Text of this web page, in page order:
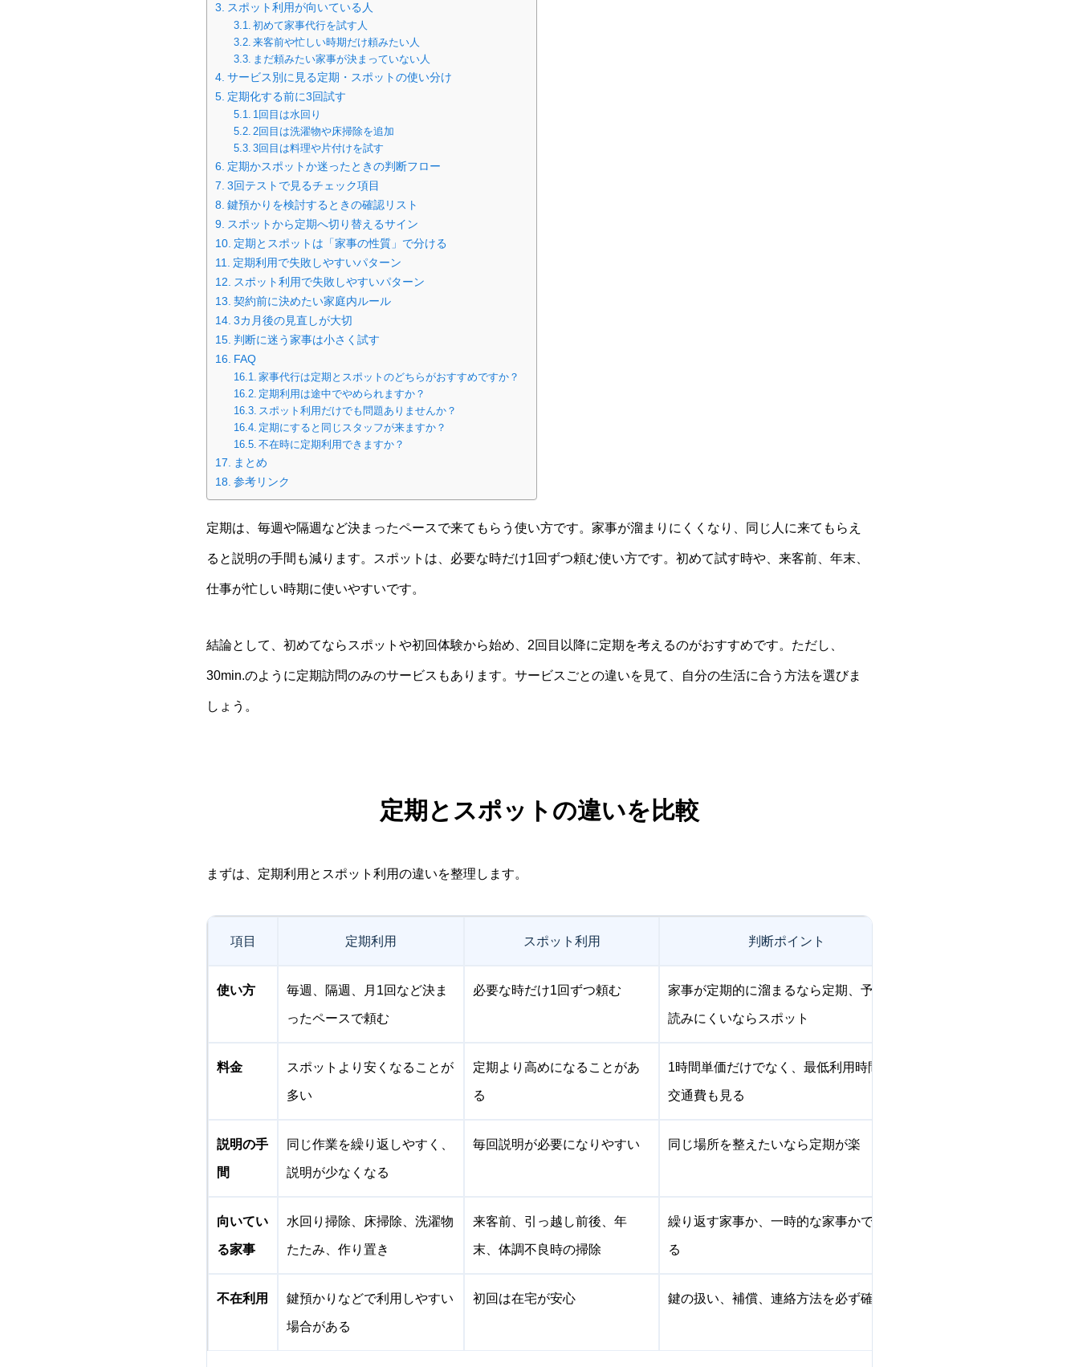
スポット利用が向いている人
初めて家事代行を試す人
来客前や忙しい時期だけ頼みたい人
まだ頼みたい家事が決まっていない人
サービス別に見る定期・スポットの使い分け
定期化する前に3回試す
1回目は水回り
2回目は洗濯物や床掃除を追加
3回目は料理や片付けを試す
定期かスポットか迷ったときの判断フロー
3回テストで見るチェック項目
鍵預かりを検討するときの確認リスト
スポットから定期へ切り替えるサイン
定期とスポットは「家事の性質」で分ける
定期利用で失敗しやすいパターン
スポット利用で失敗しやすいパターン
契約前に決めたい家庭内ルール
3カ月後の見直しが大切
判断に迷う家事は小さく試す
FAQ
家事代行は定期とスポットのどちらがおすすめですか？
定期利用は途中でやめられますか？
スポット利用だけでも問題ありませんか？
定期にすると同じスタッフが来ますか？
不在時に定期利用できますか？
まとめ
参考リンク
定期は、毎週や隔週など決まったペースで来てもらう使い方です。家事が溜まりにくくなり、同じ人に来てもらえ
ると説明の手間も減ります。スポットは、必要な時だけ1回ずつ頼む使い方です。初めて試す時や、来客前、年末、
仕事が忙しい時期に使いやすいです。
結論として、初めてならスポットや初回体験から始め、2回目以降に定期を考えるのがおすすめです。ただし、
30min.のように定期訪問のみのサービスもあります。サービスごとの違いを見て、自分の生活に合う方法を選びま
しょう。
定期とスポットの違いを比較
まずは、定期利用とスポット利用の違いを整理します。
項目 定期利用 スポット利用 判断ポイント
使い方 毎週、隔週、月1回など決ま
ったペースで頼む
必要な時だけ1回ずつ頼む 家事が定期的に溜まるなら定期、予定が
読みにくいならスポット
料金 スポットより安くなることが
多い
定期より高めになることがあ
る
1時間単価だけでなく、最低利用時間と
交通費も見る
説明の手
間
同じ作業を繰り返しやすく、
説明が少なくなる
毎回説明が必要になりやすい 同じ場所を整えたいなら定期が楽
向いてい
る家事
水回り掃除、床掃除、洗濯物
たたみ、作り置き
来客前、引っ越し前後、年
末、体調不良時の掃除
繰り返す家事か、一時的な家事かで分け
る
不在利用 鍵預かりなどで利用しやすい
場合がある
初回は在宅が安心 鍵の扱い、補償、連絡方法を必ず確認